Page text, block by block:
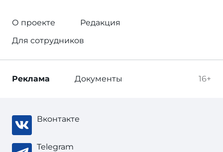
О проекте
Редакция
Для сотрудников
16+
Реклама Документы
Вконтакте
Telegram